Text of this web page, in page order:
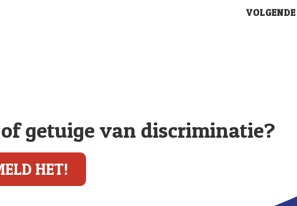
VOLGENDE
getuige van discriminatie?
HET!